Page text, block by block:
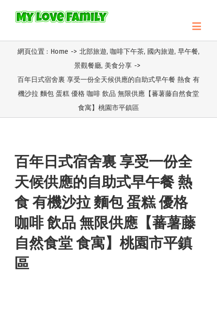
網頁位置 : Home -> 北部旅遊, 咖啡下午茶, 國內旅遊, 早午餐,
景觀餐廳, 美食分享 ->
百年日式宿舍裏 享受一份全天候供應的自助式早午餐 熱食 有
機沙拉 麵包 蛋糕 優格 咖啡 飲品 無限供應【蕃薯藤自然食堂
食寓】桃園市平鎮區
百年日式宿舍裏 享受一份全
天候供應的自助式早午餐 熱
食 有機沙拉 麵包 蛋糕 優格
咖啡 飲品 無限供應【蕃薯藤
自然食堂 食寓】桃園市平鎮
區